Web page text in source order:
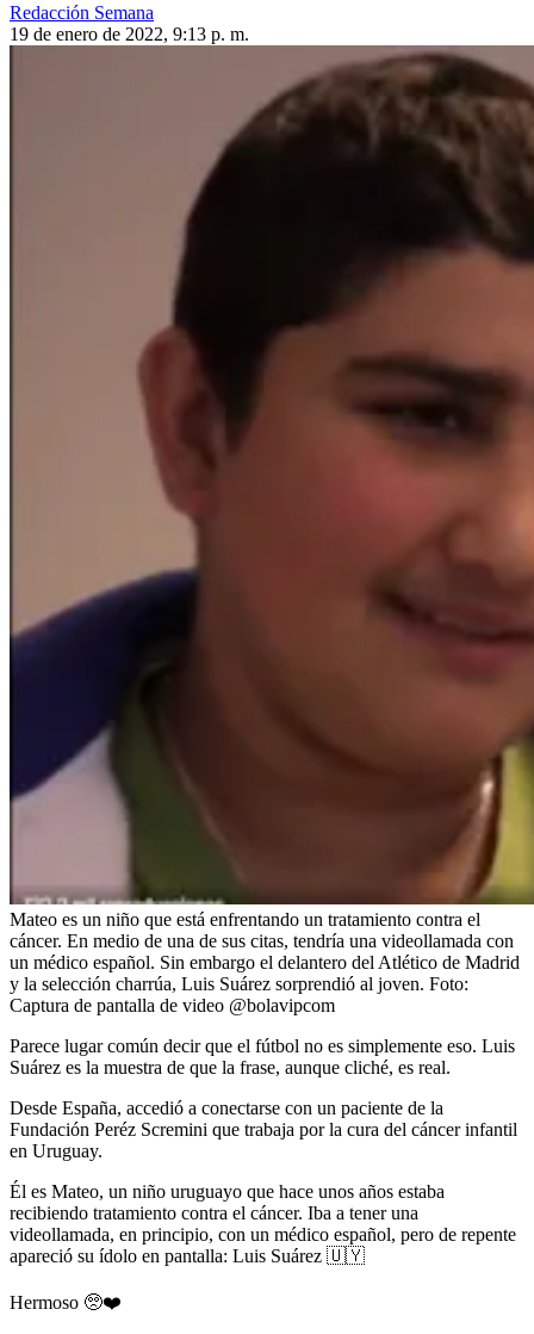
Redacción Semana
19 de enero de 2022, 9:13 p. m.
Mateo es un niño que está enfrentando un tratamiento contra el
cáncer. En medio de una de sus citas, tendría una videollamada con
un médico español. Sin embargo el delantero del Atlético de Madrid
y la selección charrúa, Luis Suárez sorprendió al joven. Foto:
Captura de pantalla de video @bolavipcom
Parece lugar común decir que el fútbol no es simplemente eso. Luis
Suárez es la muestra de que la frase, aunque cliché, es real.
Desde España, accedió a conectarse con un paciente de la
Fundación Peréz Scremini que trabaja por la cura del cáncer infantil
en Uruguay.
Él es Mateo, un niño uruguayo que hace unos años estaba
recibiendo tratamiento contra el cáncer. Iba a tener una
videollamada, en principio, con un médico español, pero de repente
apareció su ídolo en pantalla: Luis Suárez 🇺🇾
Hermoso 🥺❤️